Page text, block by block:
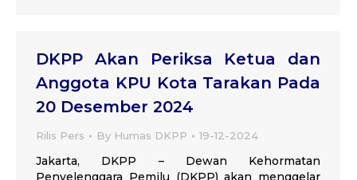
DKPP Akan Periksa Ketua dan
Anggota KPU Kota Tarakan Pada
20 Desember 2024
Rilis Pers By Humas DKPP 19-12-2024
Jakarta, DKPP – Dewan Kehormatan
Penyelenggara Pemilu (DKPP) akan menggelar